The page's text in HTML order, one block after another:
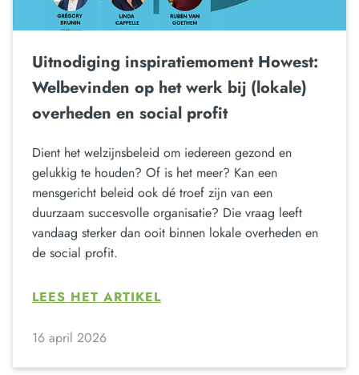
Uitnodiging inspiratiemoment Howest:
Welbevinden op het werk bij (lokale)
overheden en social profit
Dient het welzijnsbeleid om iedereen gezond en
gelukkig te houden? Of is het meer? Kan een
mensgericht beleid ook dé troef zijn van een
duurzaam succesvolle organisatie? Die vraag leeft
vandaag sterker dan ooit binnen lokale overheden en
de social profit.
LEES HET ARTIKEL
16 april 2026